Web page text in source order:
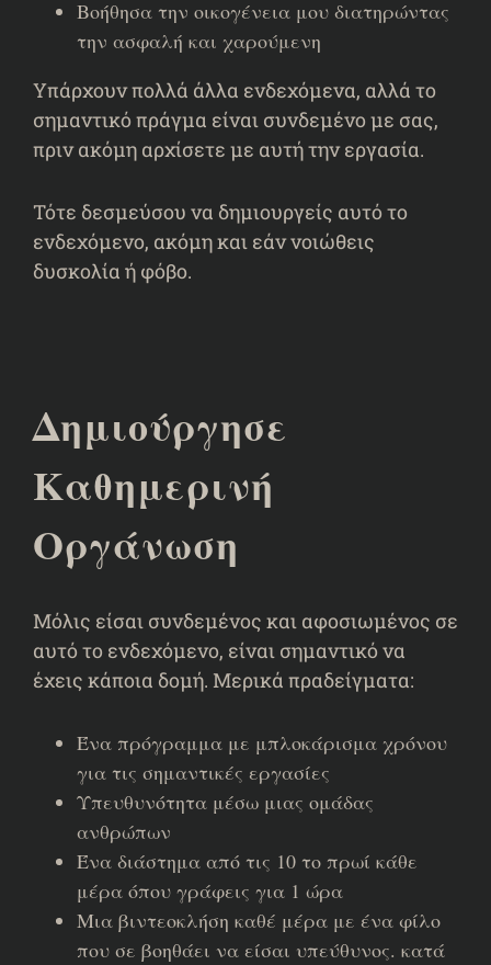
Βοήθησα την οικογένεια μου διατηρώντας
την ασφαλή και χαρούμενη
Υπάρχουν πολλά άλλα ενδεχόμενα, αλλά το
σημαντικό πράγμα είναι συνδεμένο με σας,
πριν ακόμη αρχίσετε με αυτή την εργασία.
Τότε δεσμεύσου να δημιουργείς αυτό το
ενδεχόμενο, ακόμη και εάν νοιώθεις
δυσκολία ή φόβο.
Δημιούργησε
Καθημερινή
Οργάνωση
Μόλις είσαι συνδεμένος και αφοσιωμένος σε
αυτό το ενδεχόμενο, είναι σημαντικό να
έχεις κάποια δομή. Μερικά πραδείγματα:
Ένα πρόγραμμα με μπλοκάρισμα χρόνου
για τις σημαντικές εργασίες
Υπευθυνότητα μέσω μιας ομάδας
ανθρώπων
Ένα διάστημα από τις 10 το πρωί κάθε
μέρα όπου γράφεις για 1 ώρα
Μια βιντεοκλήση καθέ μέρα με ένα φίλο
που σε βοηθάει να είσαι υπεύθυνος. κατά